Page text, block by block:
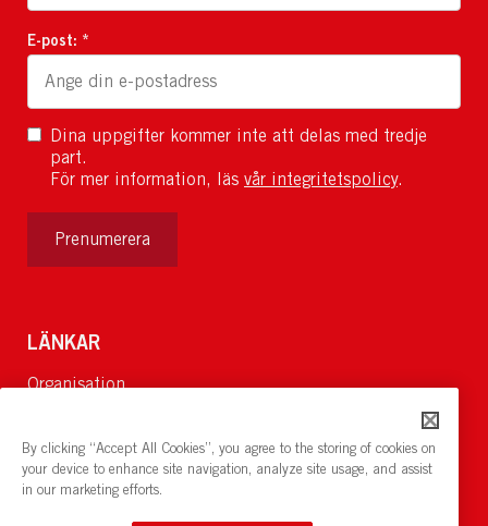
E-post: *
Dina uppgifter kommer inte att delas med tredje
part.
För mer information, läs vår integritetspolicy.
Prenumerera
LÄNKAR
Organisation
Lediga jobb
Nyheter och pressrum
Restaurang och konferens: cirkelnstockholm.se
By clicking “Accept All Cookies”, you agree to the storing of cookies on
your device to enhance site navigation, analyze site usage, and assist
in our marketing efforts.